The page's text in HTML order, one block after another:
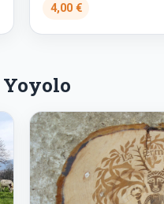
4,00 €
Yoyolo